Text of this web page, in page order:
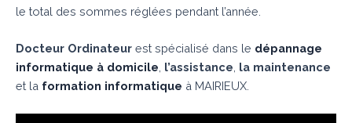
le total des sommes réglées pendant l’année.
Docteur Ordinateur est spécialisé dans le dépannage
informatique à domicile l’assistance la maintenance
et la formation informatique à MAIRIEUX.